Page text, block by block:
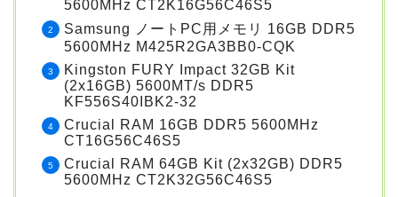
5600MHz CT2K16G56C46S5
Samsung ノートPC用メモリ 16GB DDR5
5600MHz M425R2GA3BB0-CQK
Kingston FURY Impact 32GB Kit
(2x16GB) 5600MT/s DDR5
KF556S40IBK2-32
Crucial RAM 16GB DDR5 5600MHz
CT16G56C46S5
Crucial RAM 64GB Kit (2x32GB) DDR5
5600MHz CT2K32G56C46S5